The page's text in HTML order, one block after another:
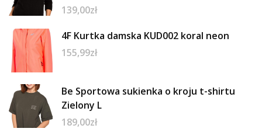
139,00zł
4F Kurtka damska KUD002 koral neon
155,99zł
Be Sportowa sukienka o kroju t-shirtu
Zielony L
189,00zł